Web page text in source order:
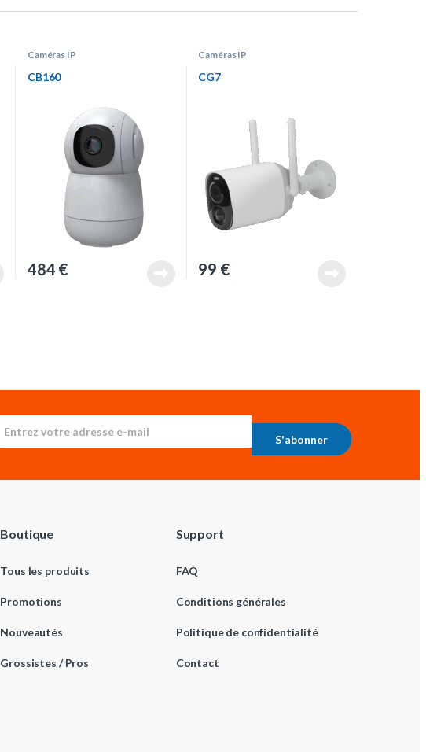
Caméras IP
CB160
484 €
Caméras IP
CG7
99 €
S'abonner
Boutique
Tous les produits
Promotions
Nouveautés
Grossistes / Pros
Support
FAQ
Conditions générales
Politique de confidentialité
Contact